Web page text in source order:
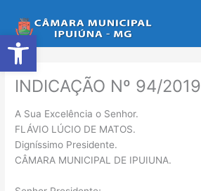
Abrir a barra de ferramentas
para
o
conteúdo
INDICAÇÃO Nº 94/2019
A Sua Excelência o Senhor.
FLÁVIO LÚCIO DE MATOS.
Digníssimo Presidente.
CÂMARA MUNICIPAL DE IPUIUNA.